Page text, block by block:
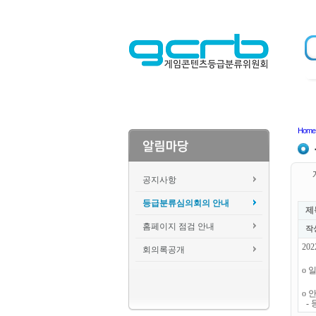
공지사항
등급분류심의회의 안내
홈페이지 점검 안내
회의록공개
Home
제
작
o
o
-